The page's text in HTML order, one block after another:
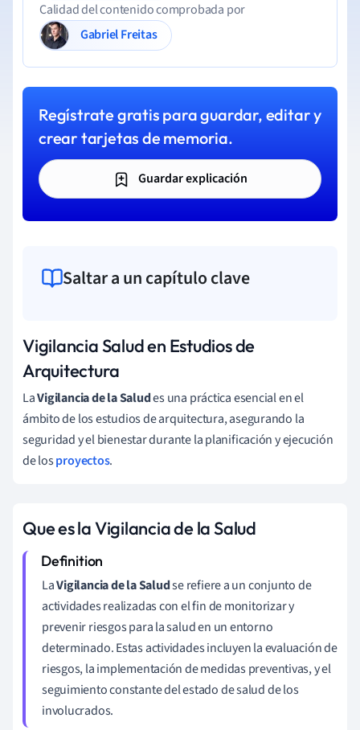
Calidad del contenido comprobada por
Gabriel Freitas
Regístrate gratis para guardar, editar y
crear tarjetas de memoria.
Guardar explicación
Saltar a un capítulo clave
Vigilancia Salud en Estudios de
Arquitectura
LaVigilancia de la Saludes una práctica esencial en el
ámbito de los estudios de arquitectura, asegurando la
seguridad y el bienestar durante la planificación y ejecución
de losproyectos.
Que es la Vigilancia de la Salud
LaVigilancia de la Saludse refiere a un conjunto de
actividades realizadas con el fin de monitorizar y
prevenir riesgos para la salud en un entorno
determinado. Estas actividades incluyen la evaluación de
riesgos, la implementación de medidas preventivas, y el
seguimiento constante del estado de salud de los
involucrados.